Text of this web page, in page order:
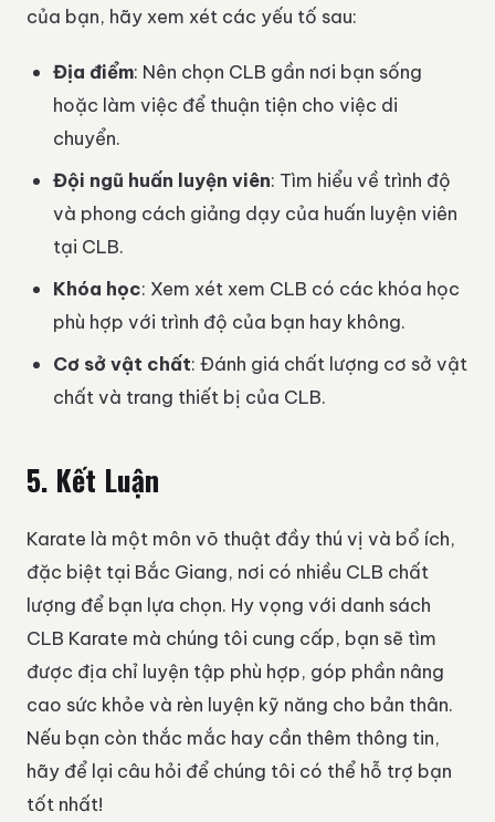
của bạn, hãy xem xét các yếu tố sau:
Địa điểm: Nên chọn CLB gần nơi bạn sống
hoặc làm việc để thuận tiện cho việc di
chuyển.
Đội ngũ huấn luyện viên: Tìm hiểu về trình độ
và phong cách giảng dạy của huấn luyện viên
tại CLB.
Khóa học: Xem xét xem CLB có các khóa học
phù hợp với trình độ của bạn hay không.
Cơ sở vật chất: Đánh giá chất lượng cơ sở vật
chất và trang thiết bị của CLB.
5. Kết Luận
Karate là một môn võ thuật đầy thú vị và bổ ích,
đặc biệt tại Bắc Giang, nơi có nhiều CLB chất
lượng để bạn lựa chọn. Hy vọng với danh sách
CLB Karate mà chúng tôi cung cấp, bạn sẽ tìm
được địa chỉ luyện tập phù hợp, góp phần nâng
cao sức khỏe và rèn luyện kỹ năng cho bản thân.
Nếu bạn còn thắc mắc hay cần thêm thông tin,
hãy để lại câu hỏi để chúng tôi có thể hỗ trợ bạn
tốt nhất!